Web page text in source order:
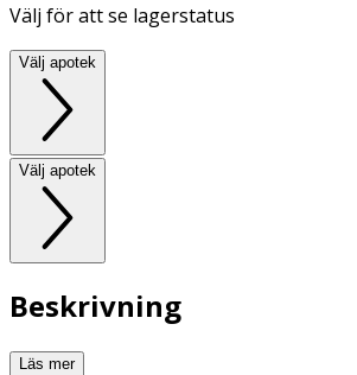
Välj för att se lagerstatus
Välj apotek
Välj apotek
Beskrivning
Läs mer